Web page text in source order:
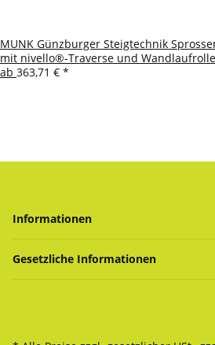
MUNK Günzburger Steigtechnik
mit nivello®-Traverse und
ab 363,71 € *
Informationen
Gesetzliche Informationen